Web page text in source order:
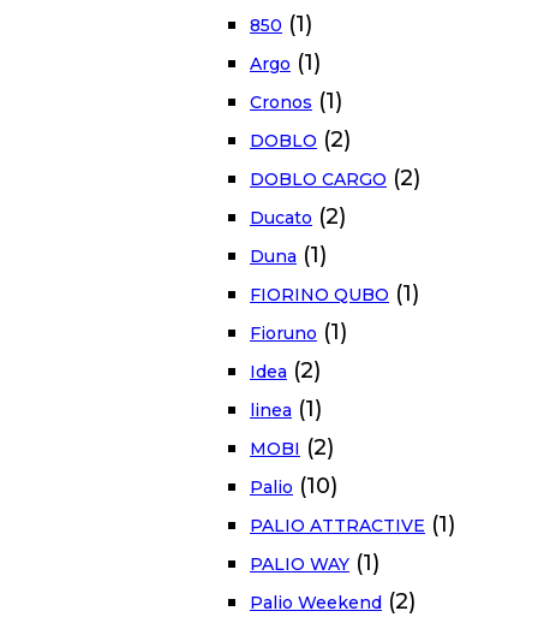
850 (1)
Argo (1)
Cronos (1)
DOBLO (2)
DOBLO CARGO (2)
Ducato (2)
Duna (1)
FIORINO QUBO (1)
Fioruno (1)
Idea (2)
linea (1)
MOBI (2)
Palio (10)
PALIO ATTRACTIVE (1)
PALIO WAY (1)
Palio Weekend (2)